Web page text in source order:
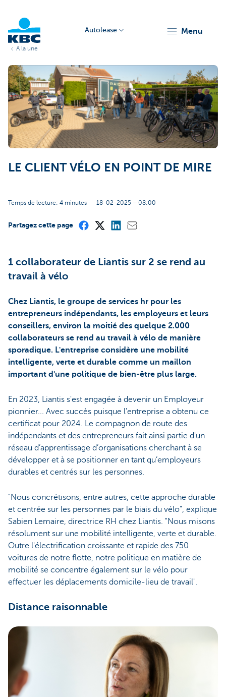
Corporate
Autolease menu
A la une
LE CLIENT VÉLO EN POINT DE MIRE
Temps de lecture: 4 minutes 18-02-2025 – 08:00
Partagez cette page
1 collaborateur de Liantis sur 2 se rend au
travail à vélo
Chez Liantis, le groupe de services hr pour les
entrepreneurs indépendants, les employeurs et leurs
conseillers, environ la moitié des quelque 2.000
collaborateurs se rend au travail à vélo de manière
sporadique. L'entreprise considère une mobilité
intelligente, verte et durable comme un maillon
important d'une politique de bien-être plus large.
En 2023, Liantis s'est engagée à devenir un Employeur
pionnier... Avec succès puisque l'entreprise a obtenu ce
certificat pour 2024. Le compagnon de route des
indépendants et des entrepreneurs fait ainsi partie d'un
réseau d’apprentissage d’organisations cherchant à se
développer et à se positionner en tant qu’employeurs
durables et centrés sur les personnes.
"Nous concrétisons, entre autres, cette approche durable
et centrée sur les personnes par le biais du vélo", explique
Sabien Lemaire, directrice RH chez Liantis. "Nous misons
résolument sur une mobilité intelligente, verte et durable.
Outre l'électrification croissante et rapide des 750
voitures de notre flotte, notre politique en matière de
mobilité se concentre également sur le vélo pour
effectuer les déplacements domicile-lieu de travail".
Distance raisonnable